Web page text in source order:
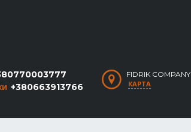
FIDRIK COMPANY
КАРТА
+380663913766